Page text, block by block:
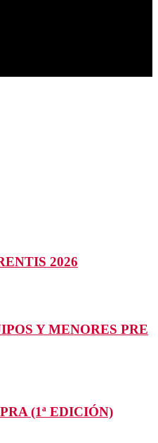
2026
Y MENORES PRE
(1ª EDICIÓN)